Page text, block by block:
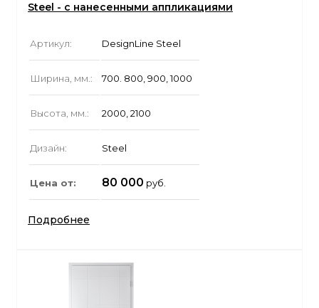
Steel - с нанесенными аппликациями
Артикул: DesignLine Steel
Ширина, мм.: 700. 800, 900, 1000
Высота, мм.: 2000, 2100
Дизайн: Steel
Цена от: 80 000 руб.
Подробнее